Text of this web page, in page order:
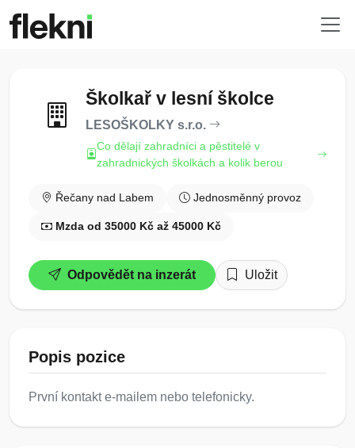
Školkař v lesní školce
LESOŠKOLKY s.r.o.
Co dělají zahradníci a pěstitelé v
zahradnických školkách a kolik berou
Řečany nad Labem Jednosměnný provoz
Mzda od 35000 Kč až 45000 Kč
Odpovědět na inzerát Uložit
Popis pozice
První kontakt e-mailem nebo telefonicky.